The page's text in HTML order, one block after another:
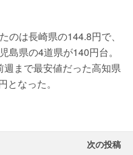
のは長崎県の144.8円で、
島県の4道県が140円台。
まで最安値だった高知県
なった。
次の投稿